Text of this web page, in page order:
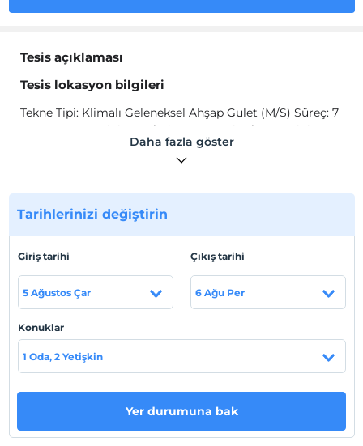
Tesis açıklaması
Tesis lokasyon bilgileri
Tekne Tipi: Klimalı Geleneksel Ahşap Gulet (M/S) Süreç: 7
Gece – 8 Gün Biniş Günleri: Cumartesi Tekneye Biniş:
Marmaris Limanı Biniş Saati: 15:30’dan itibaren Tekneden
İniş: Marmaris Limanı İniş Saati: Kahvaltıdan sonra sabah
Haritada Göster
Otel koşulları
En erken saat 15:00 ve sonrası
Check/out
En geç saat 10:00 ve öncesi
Evcil Hayvan
Daha fazla göster
Tarihlerinizi değiştirin
Giriş tarihi
5 Ağustos Çar
Çıkış tarihi
6 Ağu Per
Konuklar
1 Oda, 2 Yetişkin
Yer durumuna bak